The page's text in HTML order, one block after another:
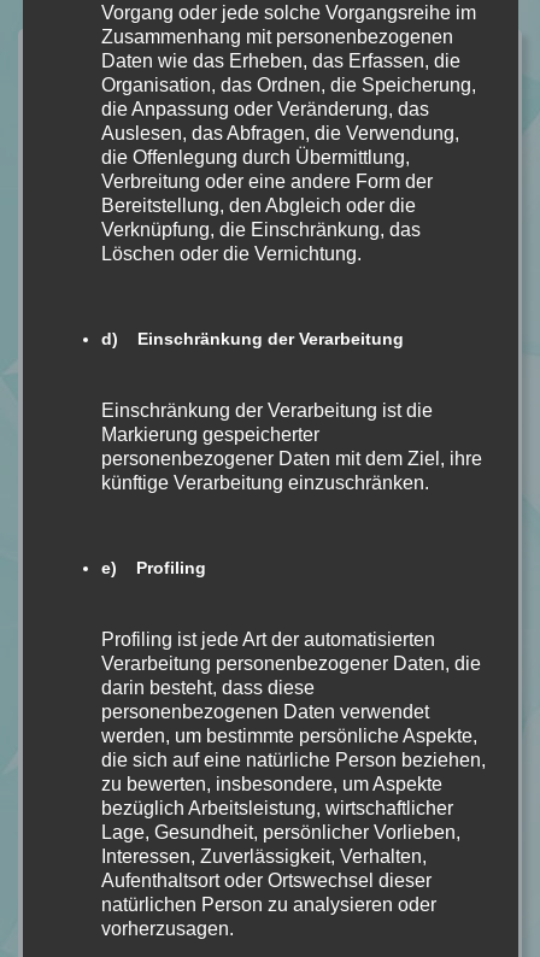
3 Antworten auf „A Song to Raise a
Storm BD. 1 von Julia Dippel
[Buchrezension]“
Calipa » Archives Reading Month December 2023 - Calipa
20.01.2024 - 2:51 p.m. Uhr
[Buchrezension] - Calipa
04.02.2025 - 12:11 p.m. Uhr
[…] erwarten, wenn du die Reihe noch nicht kennst.
Song to Raise a Storm” […]
[Romantasy] - Calipa
26.10.2025 - 8:26 a.m. Uhr
[…] erwarten, wenn du die Reihe noch nicht kennst.
Gerne kannst du dir hier die Rezension zu Band 1 “A
Song to Raise a Storm” […]
Vorgang oder jede solche Vorgangsreihe im
Zusammenhang mit personenbezogenen
Daten wie das Erheben, das Erfassen, die
Organisation, das Ordnen, die Speicherung,
die Anpassung oder Veränderung, das
Auslesen, das Abfragen, die Verwendung,
die Offenlegung durch Übermittlung,
Verbreitung oder eine andere Form der
Bereitstellung, den Abgleich oder die
Verknüpfung, die Einschränkung, das
Löschen oder die Vernichtung.
d) Einschränkung der Verarbeitung
Einschränkung der Verarbeitung ist die
Markierung gespeicherter
personenbezogener Daten mit dem Ziel, ihre
künftige Verarbeitung einzuschränken.
e) Profiling
Profiling ist jede Art der automatisierten
Verarbeitung personenbezogener Daten, die
darin besteht, dass diese
personenbezogenen Daten verwendet
werden, um bestimmte persönliche Aspekte,
die sich auf eine natürliche Person beziehen,
zu bewerten, insbesondere, um Aspekte
bezüglich Arbeitsleistung, wirtschaftlicher
Lage, Gesundheit, persönlicher Vorlieben,
Interessen, Zuverlässigkeit, Verhalten,
Aufenthaltsort oder Ortswechsel dieser
natürlichen Person zu analysieren oder
vorherzusagen.